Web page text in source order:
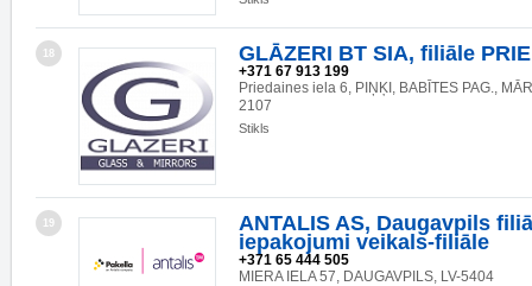
18 GLĀZERI BT SIA, filiāle
+371 67 913 199
Priedaines iela 6, PIŅĶI, BABĪTES PAG.,
2107
Stikls
19
ANTALIS AS, Daugavpils
iepakojumi veikals-filiāle
+371 65 444 505
MIERA IELA 57, DAUGAVPILS, LV-5404